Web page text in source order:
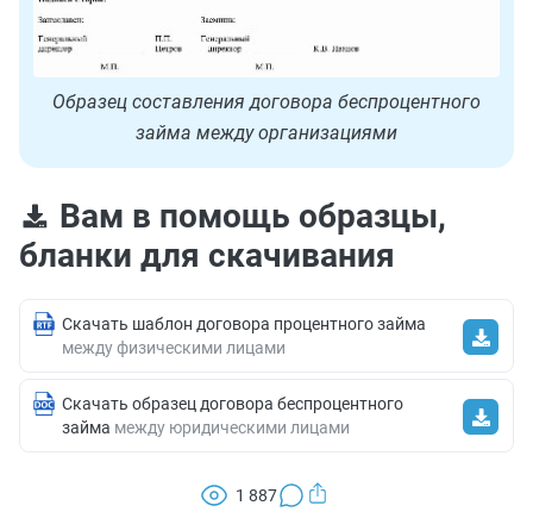
Образец составления договора беспроцентного
займа между организациями
Вам в помощь образцы,
бланки для скачивания
Скачать шаблон договора процентного займа
между физическими лицами
Скачать образец договора беспроцентного
займа между юридическими лицами
1 887